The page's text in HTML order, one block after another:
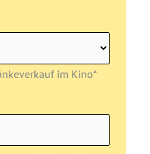
im Kino*